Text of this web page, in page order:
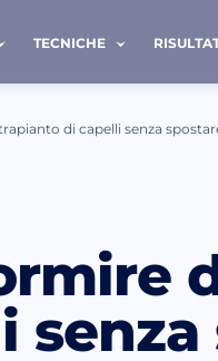
TECNICHE
di capelli senza